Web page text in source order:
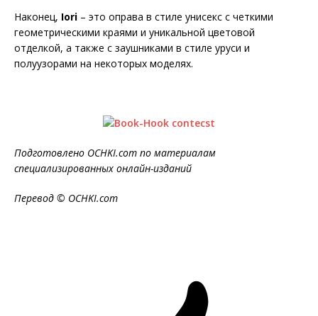
Наконец, Iori – это оправа в стиле унисекс с четкими
геометрическими краями и уникальной цветовой
отделкой, а также с заушниками в стиле уруси и
полуузорами на некоторых моделях.
Подготовлено OCHKI.com по материалам
специализированных онлайн-изданий
Перевод © OCHKI.com